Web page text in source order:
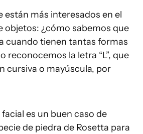
están más interesados en el
objetos: ¿cómo sabemos que
cuando tienen tantas formas
reconocemos la letra “L”, que
cursiva o mayúscula, por
es un buen caso de
de piedra de Rosetta para